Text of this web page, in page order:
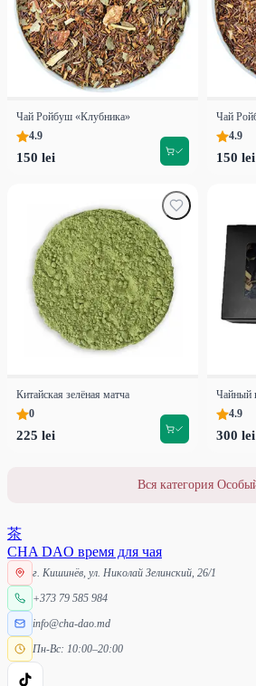
Чай Ройбуш «Клубника»
4.9
150 lei
Чай
4.9
150 lei
Китайская зелёная матча
0
225 lei
Чайный
4.9
300 lei
Вся категория
茶
CHA DAO время для чая
г. Кишинёв, ул. Николай Зелинский, 26/1
+373 79 585 984
info@cha-dao.md
Пн-Вс: 10:00–20:00